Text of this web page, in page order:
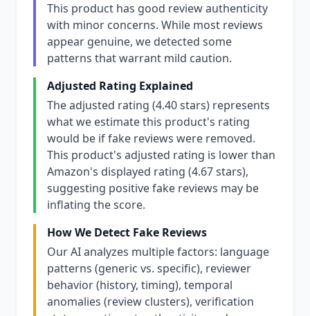
This product has good review authenticity
with minor concerns. While most reviews
appear genuine, we detected some
patterns that warrant mild caution.
Adjusted Rating Explained
The adjusted rating (4.40 stars) represents
what we estimate this product's rating
would be if fake reviews were removed.
This product's adjusted rating is lower than
Amazon's displayed rating (4.67 stars),
suggesting positive fake reviews may be
inflating the score.
How We Detect Fake Reviews
Our AI analyzes multiple factors: language
patterns (generic vs. specific), reviewer
behavior (history, timing), temporal
anomalies (review clusters), verification